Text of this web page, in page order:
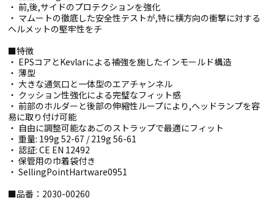
・ 前,後,サイドのプロテクションを強化
・ マムートの徹底した安全性テストが,特に横方向の衝撃に対する
ヘルメットの堅牢性をチ
■特徴
・ EPSコアとKevlarによる補強を施したインモールド構造
・ 薄型
・ 大きな通気口と一体型のエアチャンネル
・ クッション性強化による完璧なフィット感
・ 前部のホルダーと後部の伸縮性ループにより,ヘッドランプを容
易に取り付け可能
・ 自由に調整可能なあごのストラップで最適にフィット
・ 重量: 199g 52-67 / 219g 56-61
・ 認証: CE EN 12492
・ 保管用の巾着袋付き
・ SellingPointHartware0951
■品番：2030-00260